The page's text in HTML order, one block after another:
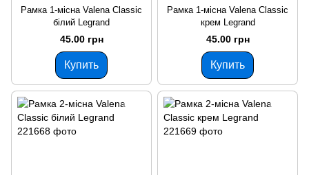
Рамка 1-місна Valena Classic
білий Legrand
45.00 грн
Купить
Рамка 1-місна Valena Classic
крем Legrand
45.00 грн
Купить